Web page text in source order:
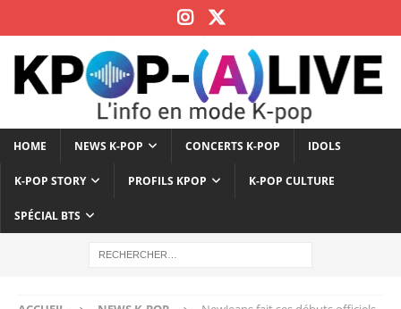
HOME NEWS K-POP CONCERTS K-POP IDOLS
K-POP STORY PROFILS KPOP K-POP CULTURE
SPÉCIAL BTS